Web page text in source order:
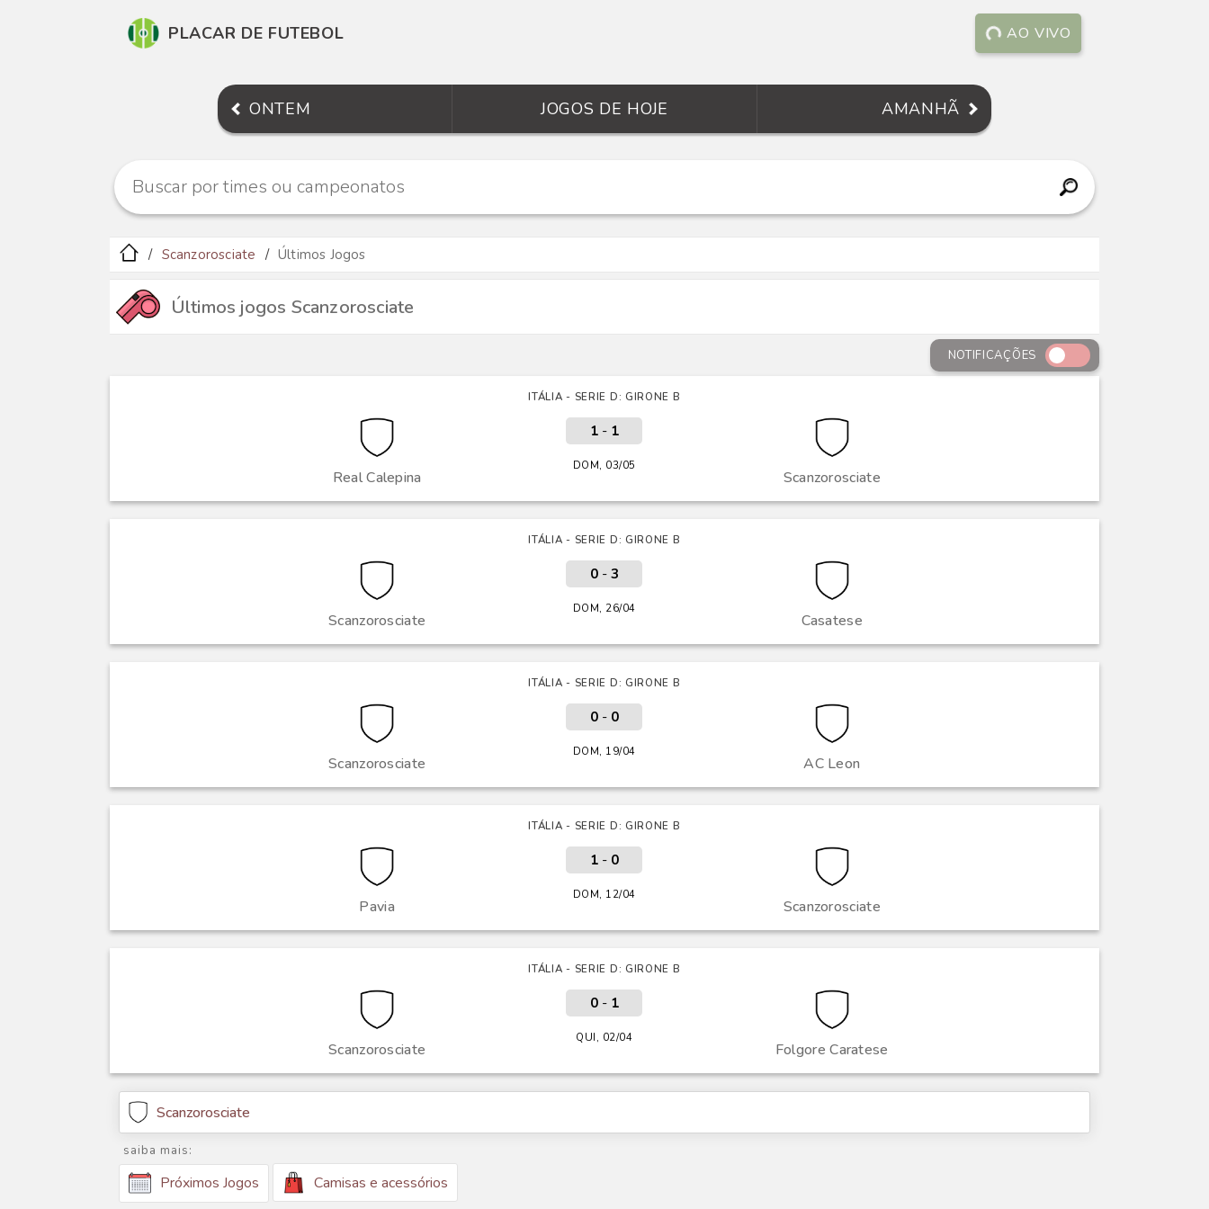
PLACAR DE FUTEBOL AO VIVO
ONTEM JOGOS DE HOJE AMANHÃ
Scanzorosciate Últimos Jogos
Últimos jogos Scanzorosciate
NOTIFICAÇÕES
ITÁLIA - SERIE D: GIRONE B
Real Calepina Scanzorosciate
1- 1
DOM, 03/05
ITÁLIA - SERIE D: GIRONE B
Scanzorosciate Casatese
0- 3
DOM, 26/04
ITÁLIA - SERIE D: GIRONE B
Scanzorosciate AC Leon
0- 0
DOM, 19/04
ITÁLIA - SERIE D: GIRONE B
Pavia Scanzorosciate
1- 0
DOM, 12/04
ITÁLIA - SERIE D: GIRONE B
Scanzorosciate Folgore Caratese
0- 1
QUI, 02/04
Scanzorosciate
saiba mais:
Próximos Jogos Camisas e acessórios